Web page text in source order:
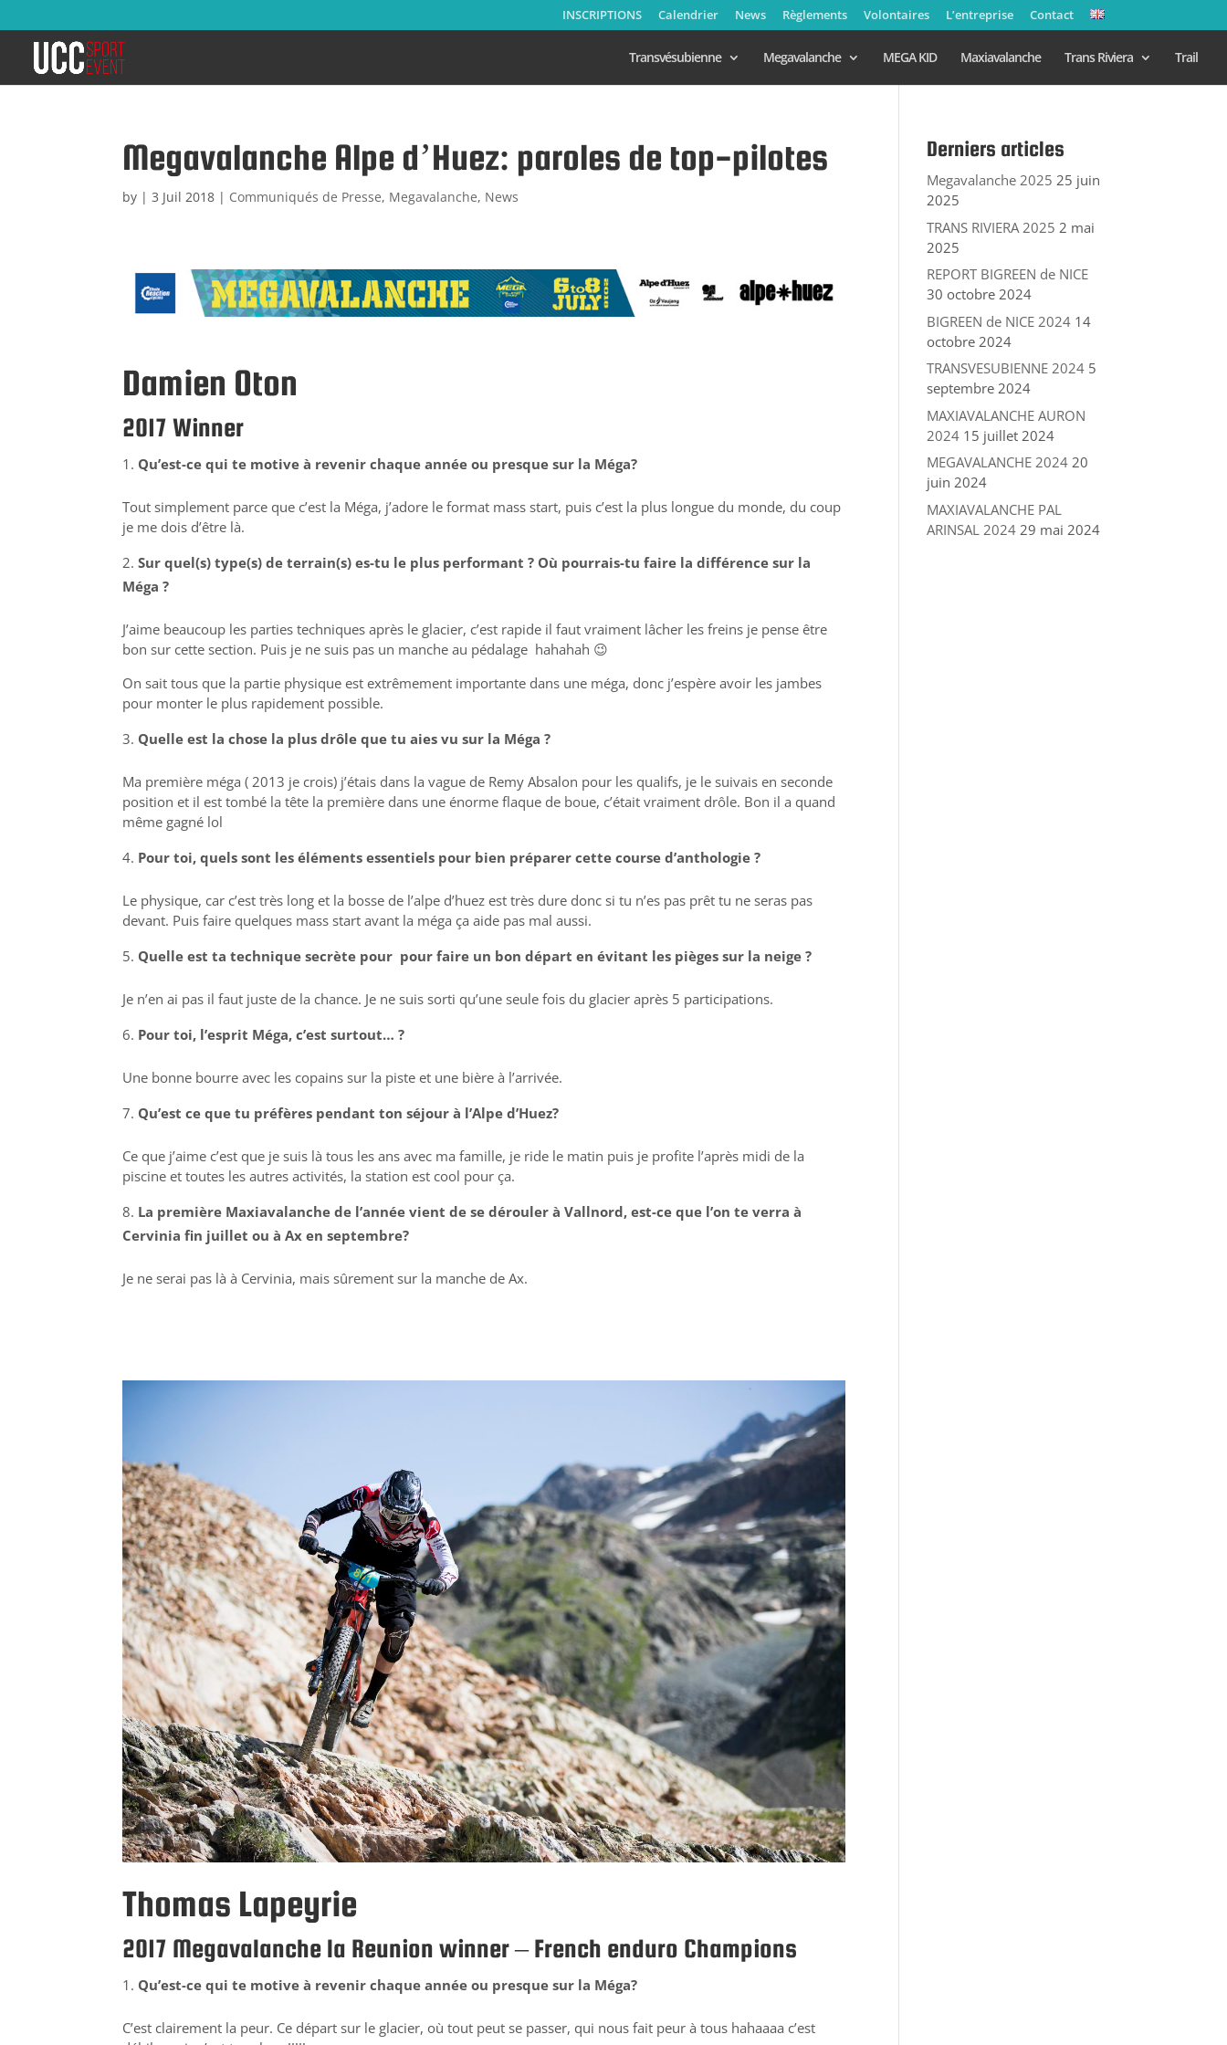
INSCRIPTIONS Calendrier News Règlements Volontaires L’entreprise Contact
Transvésubienne Megavalanche MEGA KID Maxiavalanche Trans Riviera Trail
Megavalanche Alpe d’Huez: paroles de top-pilotes
by |3 Juil 2018 | Communiqués de Presse, Megavalanche, News
Damien Oton
2017 Winner
Qu’est-ce qui te motive à revenir chaque année ou presque sur la Méga?
Tout simplement parce que c’est la Méga, j’adore le format mass start, puis c’est la plus longue du monde, du coup
je me dois d’être là.
Sur quel(s) type(s) de terrain(s) es-tu le plus performant ? Où pourrais-tu faire ladifférence sur la
Méga ?
J’aime beaucoup les parties techniques après le glacier, c’est rapide il faut vraiment lâcher les freins je pense être
bon sur cette section. Puis je ne suis pas un manche au pédalage hahahah 😉
On sait tous que la partie physique est extrêmement importante dans une méga, donc j’espère avoir les jambes
pour monter le plus rapidement possible.
Quelle est la chose la plus drôle que tu aies vu sur la Méga ?
Ma première méga ( 2013 je crois) j’étais dans la vague de Remy Absalon pour les qualifs, je le suivais en seconde
position et il est tombé la tête la première dans une énorme flaque de boue, c’était vraiment drôle. Bon il a quand
même gagné lol
Pour toi, quels sont les éléments essentiels pour bien préparer cette course d’anthologie ?
Le physique, car c’est très long et la bosse de l’alpe d’huez est très dure donc si tu n’es pas prêt tu ne seras pas
devant. Puis faire quelques mass start avant la méga ça aide pas mal aussi.
Quelle est ta technique secrète pour pour faire un bon départ en évitant les pièges sur la neige ?
Je n’en ai pas il faut juste de la chance. Je ne suis sorti qu’une seule fois du glacier après 5 participations.
Pour toi, l’esprit Méga, c’est surtout… ?
Une bonne bourre avec les copains sur la piste et une bière à l’arrivée.
Qu’est ce que tu préfères pendant ton séjour à l’Alpe d’Huez?
Ce que j’aime c’est que je suis là tous les ans avec ma famille, je ride le matin puis je profite l’après midi de la
piscine et toutes les autres activités, la station est cool pour ça.
La première Maxiavalanche de l’année vient de se dérouler à Vallnord, est-ce que l’on te verra à
Cervinia fin juillet ou à Ax en septembre?
Je ne serai pas là à Cervinia, mais sûrement sur la manche de Ax.
Thomas Lapeyrie
2017 Megavalanche la Reunion winner – French enduro Champions
Qu’est-ce qui te motive à revenir chaque année ou presque sur la Méga?
C’est clairement la peur. Ce départ sur le glacier, où tout peut se passer, qui nous fait peur à tous hahaaaa c’est
Derniers articles
Megavalanche 2025 25 juin
2025
TRANS RIVIERA 2025 2 mai
2025
REPORT BIGREEN de NICE
30 octobre 2024
BIGREEN de NICE 2024 14
octobre 2024
TRANSVESUBIENNE 2024 5
septembre 2024
MAXIAVALANCHE AURON
2024 15 juillet 2024
MEGAVALANCHE 2024 20
juin 2024
MAXIAVALANCHE PAL
ARINSAL 2024 29 mai 2024